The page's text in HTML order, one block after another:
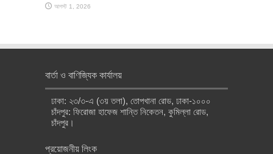
আগস্ট 1, 2026
বার্তা ও বাণিজ্যিক কার্যালয়
ঢাকা: ২৩/৩-এ (৩য় তলা), তোপখানা রোড, ঢাকা-১০০০
চাঁদপুর: ফিরোজা হাফেজ শান্তি নিকেতন, কুমিল্লা রোড,
চাঁদপুর।
প্রয়োজনীয় লিংক